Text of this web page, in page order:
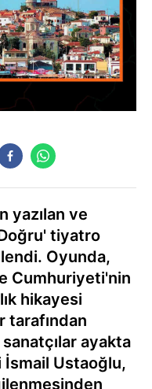
yazılan ve
tiyatro
Oyunda,
Cumhuriyeti'nin
hikayesi
tarafından
ayakta
İsmail Ustaoğlu,